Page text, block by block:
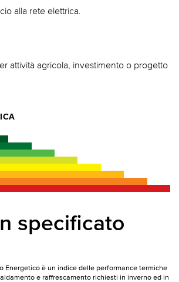
alla rete elettrica.
attività agricola, investimento o progetto
specificato
Energetico è un indice delle performance termiche
e raffrescamento richiesti in inverno ed in